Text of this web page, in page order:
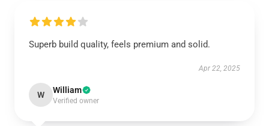
Superb build quality, feels premium and solid.
Apr 22, 2025
W William
Verified owner